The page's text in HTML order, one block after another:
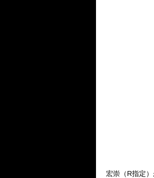
宏崇（R指定